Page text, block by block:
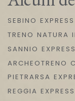
SEBINO EXPRESS
TRENO NATURA
SANNIO EXPRESS
ARCHEOTRENO
PIETRARSA
REGGIA EXPRESS